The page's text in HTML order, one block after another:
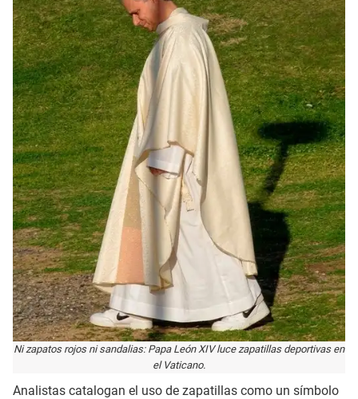
Ni zapatos rojos ni sandalias: Papa León XIV luce zapatillas deportivas en
el Vaticano.
Analistas catalogan el uso de zapatillas como un símbolo